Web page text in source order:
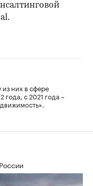
из них в сфере
года, с 2021 года –